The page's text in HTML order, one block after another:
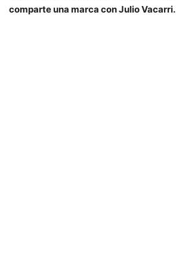
comparte una marca con Julio Vacarri.